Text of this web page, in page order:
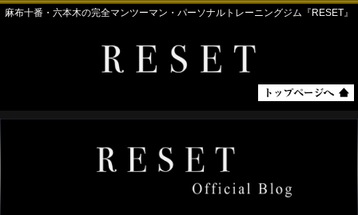
麻布十番・六本木の完全マンツーマン・パーソナルトレーニングジム『RESET』